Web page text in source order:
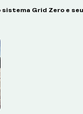
sistema Grid Zero e